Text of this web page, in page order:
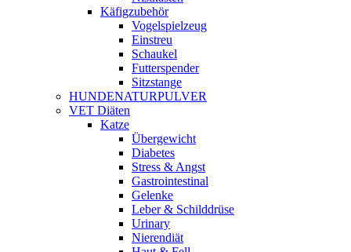
Käfigzubehör
Vogelspielzeug
Einstreu
Schaukel
Futterspender
Sitzstange
HUNDENATURPULVER
VET Diäten
Katze
Übergewicht
Diabetes
Stress & Angst
Gastrointestinal
Gelenke
Leber & Schilddrüse
Urinary
Nierendiät